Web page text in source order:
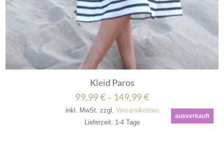
ausverkauft
Kleid Paros
99,99€– 149,99€
inkl. MwSt. zzgl. Versandkosten
Lieferzeit: 1-4 Tage